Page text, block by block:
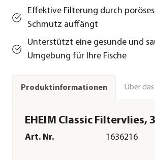
Effektive Filterung durch
Schmutz auffängt
Unterstützt eine gesunde und
Umgebung für Ihre Fische
Produktinformationen Über
EHEIM Classic Filtervlies,
Art. Nr. 1636216